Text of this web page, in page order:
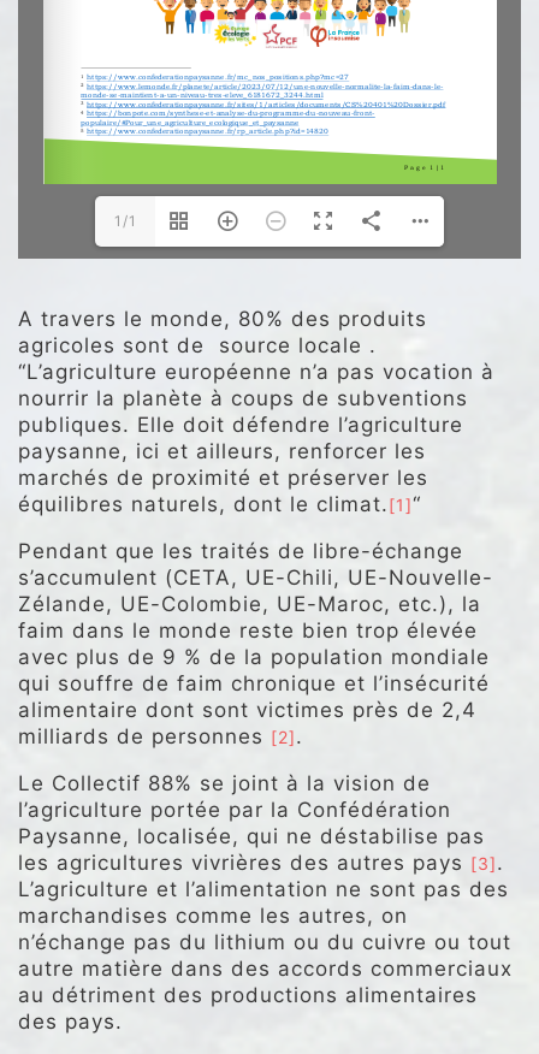
1/1
A travers le monde, 80% des produits
agricoles sont de source locale .
“L’agriculture européenne n’a pas vocation à
nourrir la planète à coups de subventions
publiques. Elle doit défendre l’agriculture
paysanne, ici et ailleurs, renforcer les
marchés de proximité et préserver les
équilibres naturels, dont le climat.[1]“
Pendant que les traités de libre-échange
s’accumulent (CETA, UE-Chili, UE-Nouvelle-
Zélande, UE-Colombie, UE-Maroc, etc.), la
faim dans le monde reste bien trop élevée
avec plus de 9 % de la population mondiale
qui souffre de faim chronique et l’insécurité
alimentaire dont sont victimes près de 2,4
milliards de personnes [2].
Le Collectif 88% se joint à la vision de
l’agriculture portée par la Confédération
Paysanne, localisée, qui ne déstabilise pas
les agricultures vivrières des autres pays [3].
L’agriculture et l’alimentation ne sont pas des
marchandises comme les autres, on
n’échange pas du lithium ou du cuivre ou tout
autre matière dans des accords commerciaux
au détriment des productions alimentaires
des pays.